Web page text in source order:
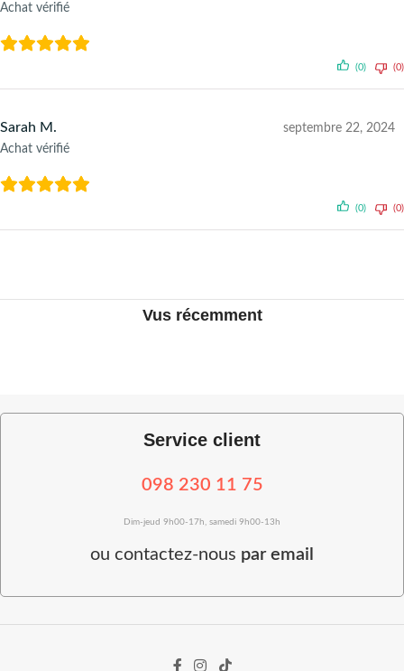
Achat vérifié
(0) (0)
Sarah M.
Achat vérifié
septembre 22, 2024
(0) (0)
Vus récemment
Service client
098 230 11 75
Dim-jeud 9h00-17h, samedi 9h00-13h
ou contactez-nous par email